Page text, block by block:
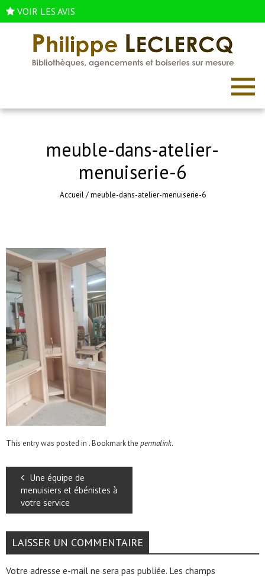
VOIR LES AVIS
meuble-dans-atelier-
menuiserie-6
Accueil/meuble-dans-atelier-menuiserie-6
This entry was posted in . Bookmark the permalink.
Une équipe de
menuisiers et ébénistes à
votre service
LAISSER UN COMMENTAIRE
Votre adresse e-mail ne sera pas publiée. Les champs